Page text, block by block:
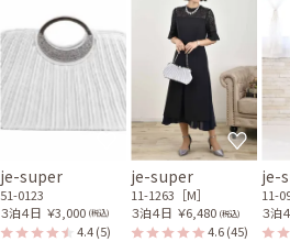
je-super
51-0123
３泊４日 ￥3,000 (税込)
4.4(5)
je-super
11-1263［M］
３泊４日 ￥6,480 (税込)
4.6(45)
je-
11-
３泊